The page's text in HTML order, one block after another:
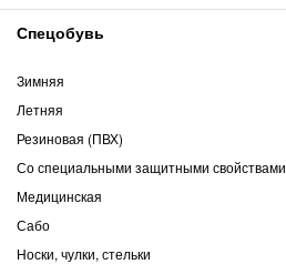
Спецобувь
Зимняя
Летняя
Резиновая (ПВХ)
Со специальными защитными свойствами
Медицинская
Сабо
Носки, чулки, стельки